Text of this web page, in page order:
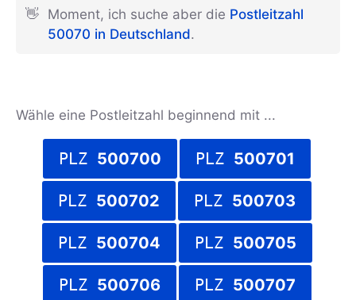
👋 Moment, ich suche aber die Postleitzahl
50070 in Deutschland.
Wähle eine Postleitzahl beginnend mit ...
PLZ 500700 PLZ 500701
PLZ 500702 PLZ 500703
PLZ 500704 PLZ 500705
PLZ 500706 PLZ 500707